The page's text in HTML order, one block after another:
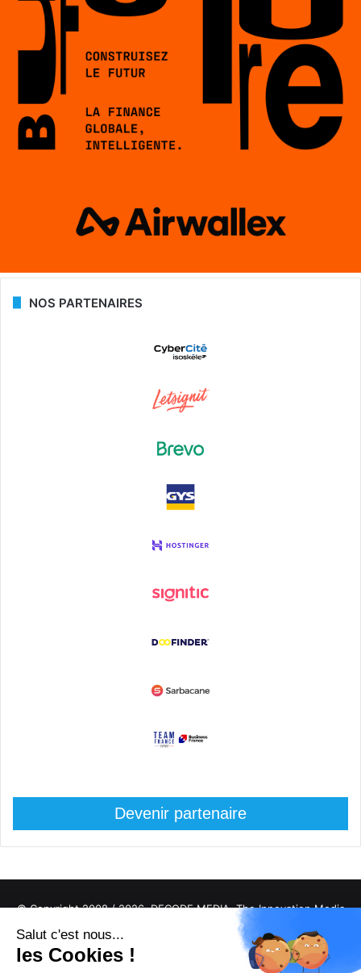
NOS PARTENAIRES
Devenir partenaire
© Copyright 2008 / 2026,DECODE MEDIA, The Innovation Media
Company.
All Rights Reserved